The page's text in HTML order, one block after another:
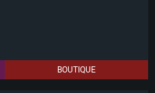
BOUTIQUE